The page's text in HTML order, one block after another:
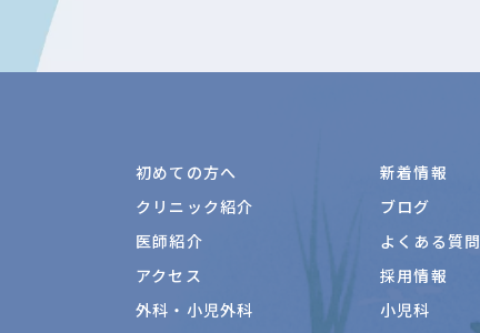
初めての方へ
クリニック紹介
医師紹介
アクセス
外科・小児外科
新着情報
ブログ
よくある質問
採用情報
小児科